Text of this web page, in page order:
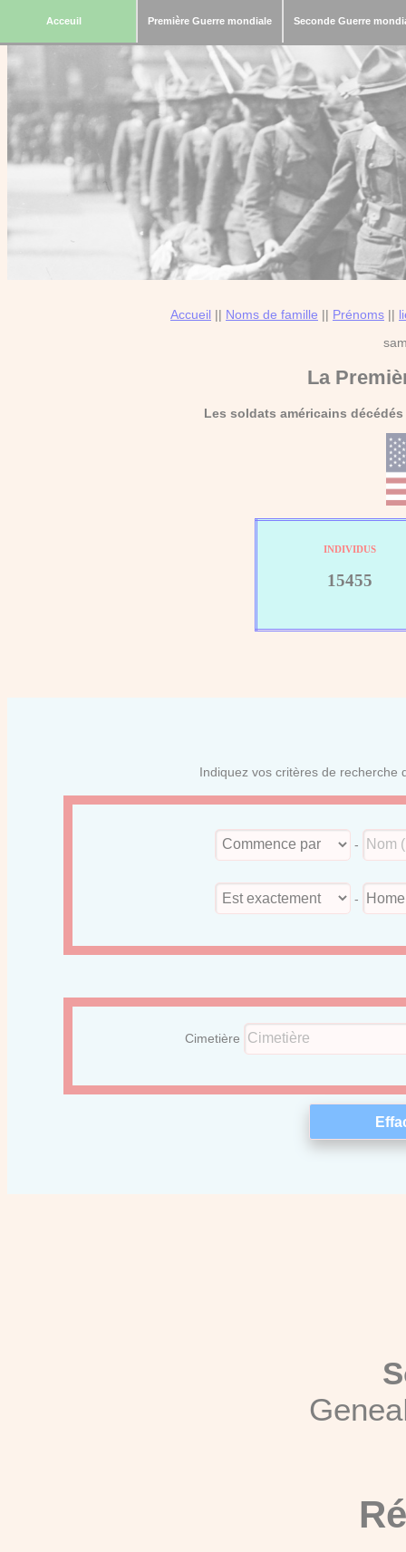
Acceuil Première Guerre mondiale Seconde Guerre
Accueil || Noms de famille || Prénoms ||
La
Les soldats américains
INDIVIDUS
15455
Indiquez vos critères de recherche
-
-
Cimetière